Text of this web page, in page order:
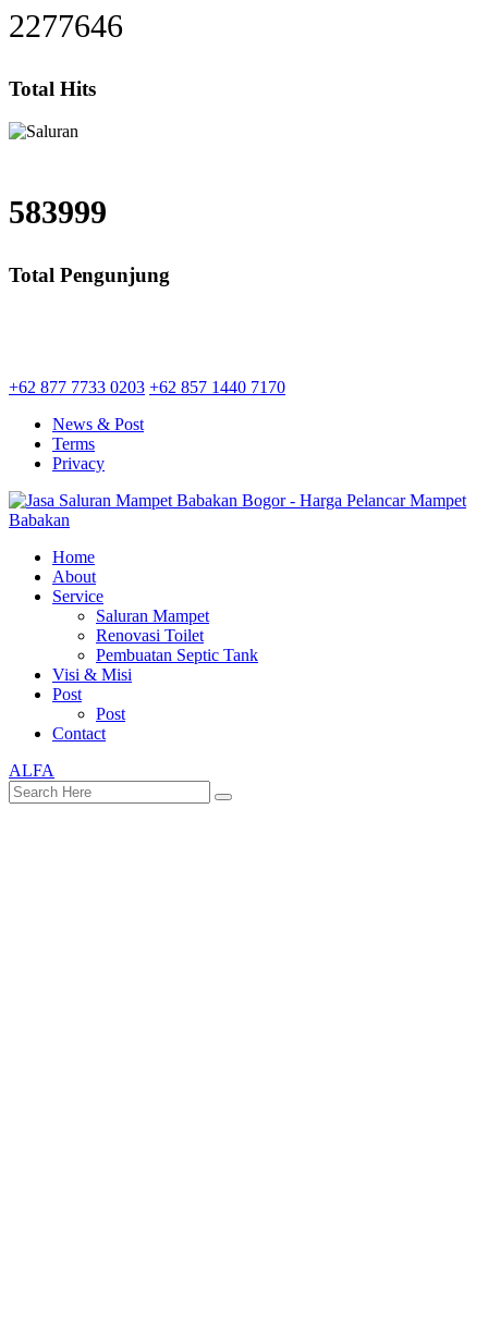
2277646
Total Hits
583999
Total Pengunjung
+62 877 7733 0203 +62 857 1440 7170
News & Post
Terms
Privacy
Home
About
Service
Saluran Mampet
Renovasi Toilet
Pembuatan Septic Tank
Visi & Misi
Post
Post
Contact
ALFA